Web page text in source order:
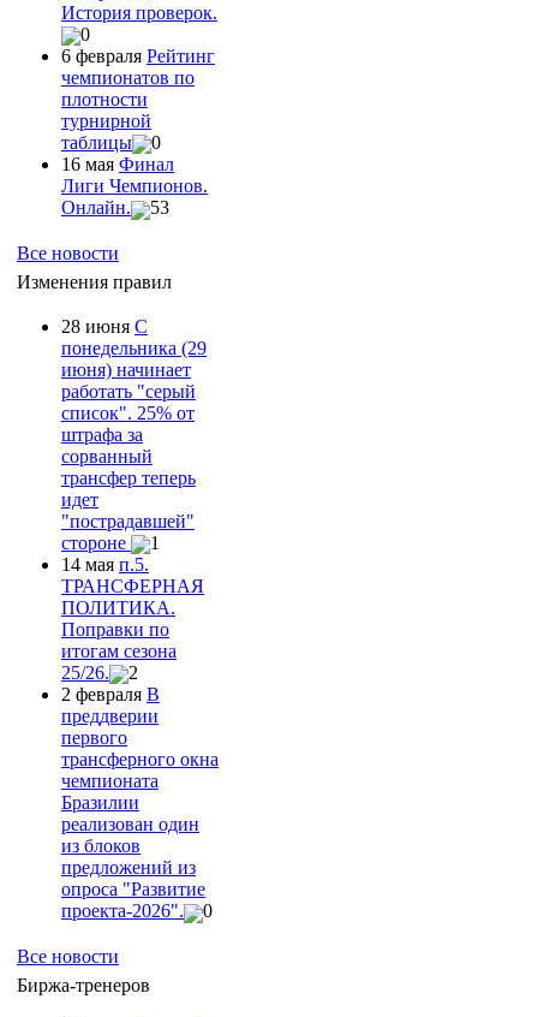
История проверок.
0
6 февраля Рейтинг
чемпионатов по
плотности
турнирной
таблицы
0
16 мая Финал
Лиги Чемпионов.
Онлайн.
53
Все новости
Изменения правил
28 июня С
понедельника (29
июня) начинает
работать "серый
список". 25% от
штрафа за
сорванный
трансфер теперь
идет
"пострадавшей"
стороне
1
14 мая п.5.
ТРАНСФЕРНАЯ
ПОЛИТИКА.
Поправки по
итогам сезона
25/26.
2
2 февраля В
преддверии
первого
трансферного окна
чемпионата
Бразилии
реализован один
из блоков
предложений из
опроса "Развитие
проекта-2026".
0
Все новости
Биржа-тренеров